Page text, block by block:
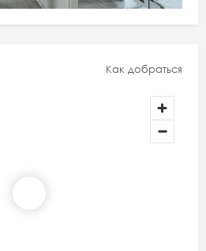
Как добраться